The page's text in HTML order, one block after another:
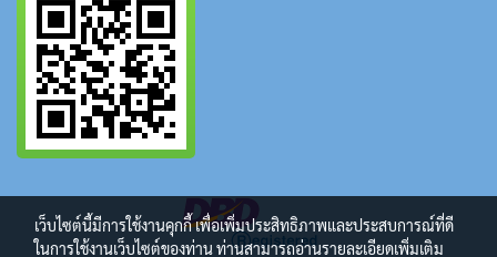
เว็บไซต์นี้มีการใช้งานคุกกี้ เพื่อเพิ่มประสิทธิภาพและประสบการณ์ที่ดี
ในการใช้งานเว็บไซต์ของท่าน ท่านสามารถอ่านรายละเอียดเพิ่มเติม